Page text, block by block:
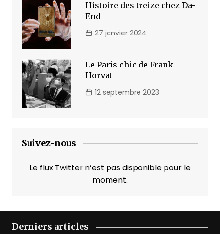
Histoire des treize chez Da-
End
27 janvier 2024
Le Paris chic de Frank
Horvat
12 septembre 2023
Suivez-nous
Le flux Twitter n’est pas disponible pour le
moment.
Derniers articles